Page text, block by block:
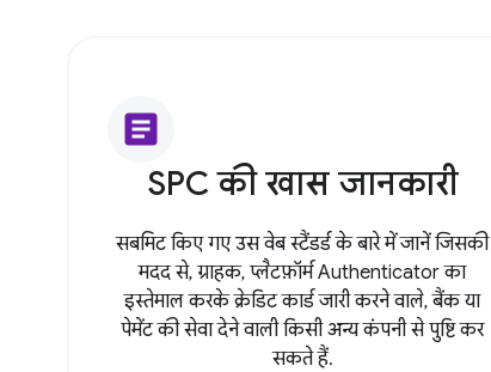
article
SPC की खास जानकारी
सबमिट किए गए उस वेब स्टैंडर्ड के बारे में जानें जिसकी
मदद से, ग्राहक, प्लैटफ़ॉर्म Authenticator का
इस्तेमाल करके क्रेडिट कार्ड जारी करने वाले, बैंक या
पेमेंट की सेवा देने वाली किसी अन्य कंपनी से पुष्टि कर
सकते हैं.